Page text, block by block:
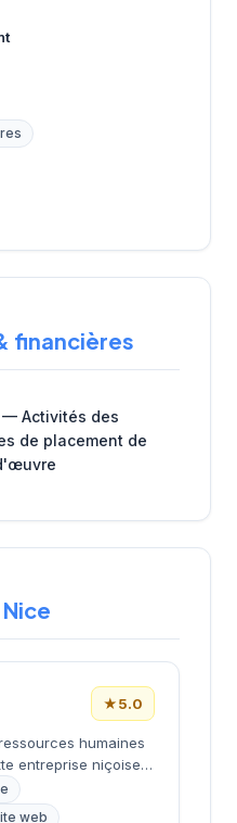
financières
— Activités des
de placement de
★5.0
humaines
entreprise niçoise
et
Basée
web